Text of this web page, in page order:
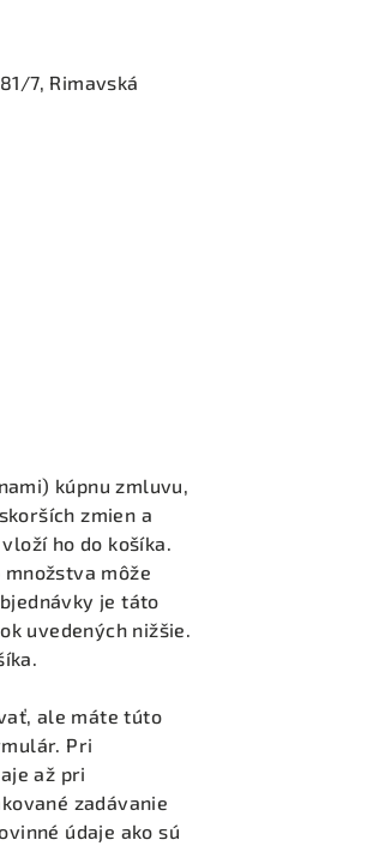
7, Rimavská
kúpnu zmluvu,
zmien a
ho do košíka.
môže
je táto
uvedených nižšie.
ale máte túto
Pri
až pri
zadávanie
údaje ako sú